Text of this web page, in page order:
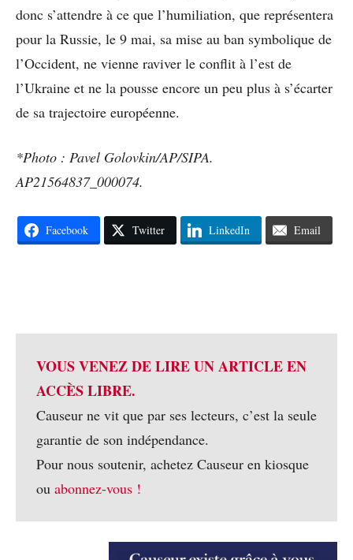
donc s’attendre à ce que l’humiliation, que représentera
pour la Russie, le 9 mai, sa mise au ban symbolique de
l’Occident, ne vienne raviver le conflit à l’est de
l’Ukraine et ne la pousse encore un peu plus à s’écarter
de sa trajectoire européenne.
*Photo : Pavel Golovkin/AP/SIPA.
AP21564837_000074.
Facebook Twitter LinkedIn Email
VOUS VENEZ DE LIRE UN ARTICLE EN
ACCÈS LIBRE.
Causeur ne vit que par ses lecteurs, c’est la seule
garantie de son indépendance.
Pour nous soutenir, achetez Causeur en kiosque
ou abonnez-vous !